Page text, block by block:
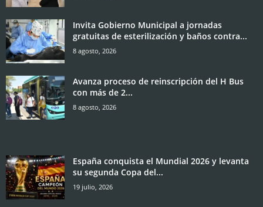
Invita Gobierno Municipal a jornadas
gratuitas de esterilización y baños contra...
8 agosto, 2026
Avanza proceso de reinscripción del H Bus
con más de 2...
8 agosto, 2026
España conquista el Mundial 2026 y levanta
su segunda Copa del...
19 julio, 2026